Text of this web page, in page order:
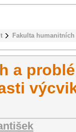
Fakulta
a